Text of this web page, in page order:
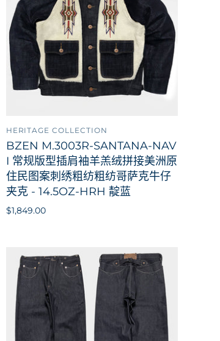
HERITAGE COLLECTION
BZEN M.3003R-SANTANA-NAV
I 常规版型插肩袖羊羔绒拼接美洲原
住民图案刺绣粗纺粗纺哥萨克牛仔
夹克 - 14.5OZ-HRH 靛蓝
$1,849.00